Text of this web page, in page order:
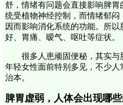
舒，情绪有问题会直接影响脾
统受植物神经控制，而情绪郁闷
因而影响消化系统的功能。所
好、胃痛、暧气、呕吐等症状。
很多人患顽固便秘，其实
年轻女性面前特别多见，不少
治本。
脾胃虚弱，人体会出现哪些